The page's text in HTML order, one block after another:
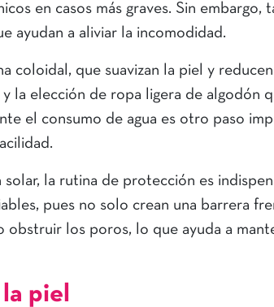
en casos más graves. Sin embargo,
ayudan a aliviar la incomodidad.
coloidal, que suavizan la piel y
la elección de ropa ligera de algodón
el consumo de agua es otro paso
solar, la rutina de protección es
pues no solo crean una barrera
los poros, lo que ayuda a
piel